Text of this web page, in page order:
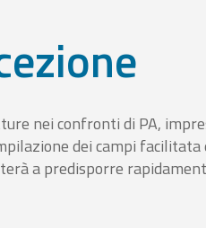
nei confronti di PA,
dei campi facilitata
a predisporre